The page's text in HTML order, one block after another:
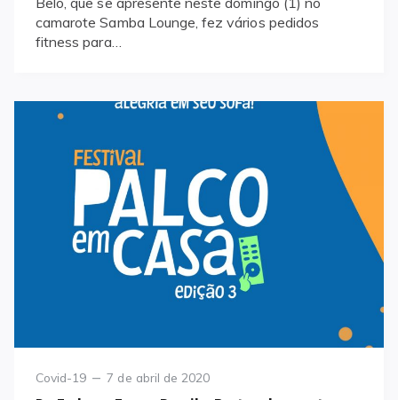
camarote Samba Lounge, fez vários pedidos
fitness para…
Category
Covid-19
Posted
7 de abril de 2020